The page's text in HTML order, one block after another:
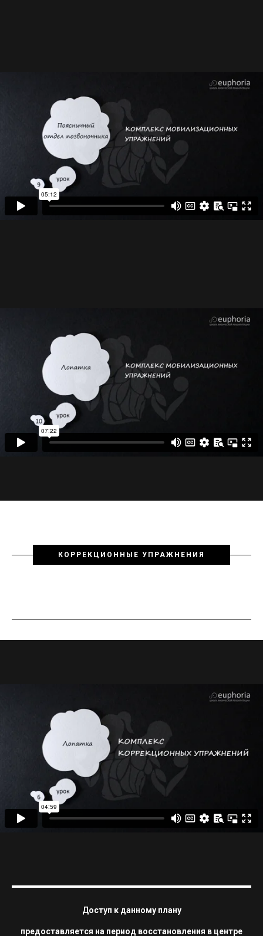
КОРРЕКЦИОННЫЕ УПРАЖНЕНИЯ
Доступ к данному плану
предоставляется на период восстановления в центре